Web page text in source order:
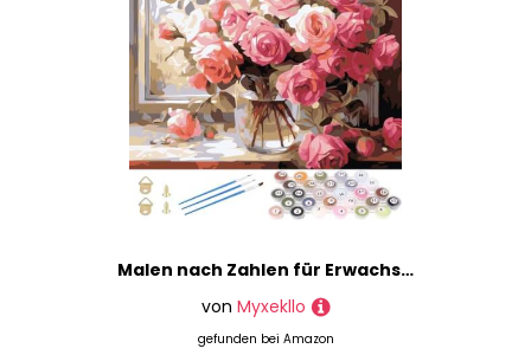
Malen nach Zahlen für Erwachsene, DIY Ölgemälde Leinwand mit 3 Pinseln & Acrylfarben, Rosa Blumen Stillleben Geschenk, Deko für Wohnung, Geburtstag, Weihnachten (Ohne Rahmen)
von Myxekllo
gefunden bei Amazon